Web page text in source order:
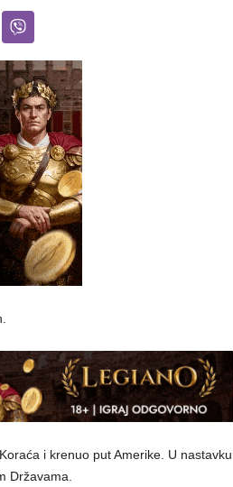
i krenuo put Amerike. U nastavku
Državama.